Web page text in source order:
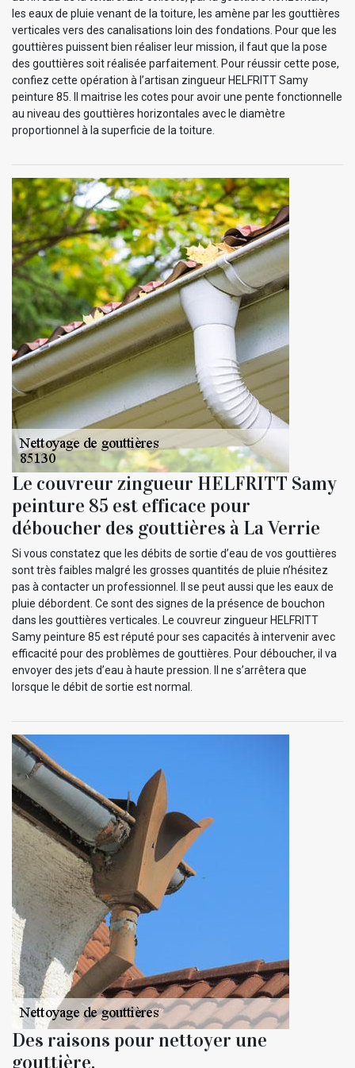
les eaux de pluie venant de la toiture, les amène par les gouttières
verticales vers des canalisations loin des fondations. Pour que les
gouttières puissent bien réaliser leur mission, il faut que la pose
des gouttières soit réalisée parfaitement. Pour réussir cette pose,
confiez cette opération à l’artisan zingueur HELFRITT Samy
peinture 85. Il maitrise les cotes pour avoir une pente fonctionnelle
au niveau des gouttières horizontales avec le diamètre
proportionnel à la superficie de la toiture.
Le couvreur zingueur HELFRITT Samy
peinture 85 est efficace pour
déboucher des gouttières à La Verrie
Si vous constatez que les débits de sortie d’eau de vos gouttières
sont très faibles malgré les grosses quantités de pluie n’hésitez
pas à contacter un professionnel. Il se peut aussi que les eaux de
pluie débordent. Ce sont des signes de la présence de bouchon
dans les gouttières verticales. Le couvreur zingueur HELFRITT
Samy peinture 85 est réputé pour ses capacités à intervenir avec
efficacité pour des problèmes de gouttières. Pour déboucher, il va
envoyer des jets d’eau à haute pression. Il ne s’arrêtera que
lorsque le débit de sortie est normal.
Des raisons pour nettoyer une
gouttière.